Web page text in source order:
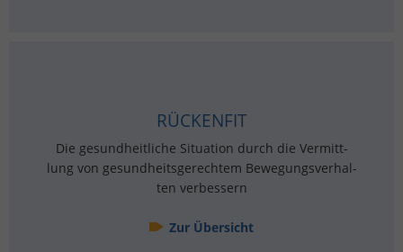
RÜ­CKEN­FIT
Die ge­sund­heit­li­che Si­tua­ti­on durch die Ver­mitt­
lung von ge­sund­heits­ge­rech­tem Be­we­gungs­ver­hal­
ten ver­bes­sern
Zur Über­sicht